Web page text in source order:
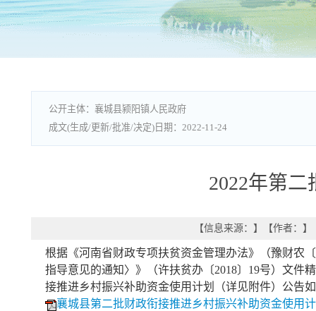
襄城县颍阳镇人民政府
2022-11-24
2022年第
【信息来源： 】 【作者： 】
根据《河南省财政专项扶贫资金管理办法》（豫财农
指导意见的通知〉》（许扶贫办〔2018〕19号）文件
接推进乡村振兴补助资金使用计划（详见附件）公告
襄城县第二批财政衔接推进乡村振兴补助资金使用